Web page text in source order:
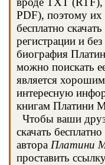
PDF), поэтому
бесплатно
регистрации и
биография
можно поискать
является
интересную
книгам Платини
Чтобы ваши
скачать
автора Платини
проставить